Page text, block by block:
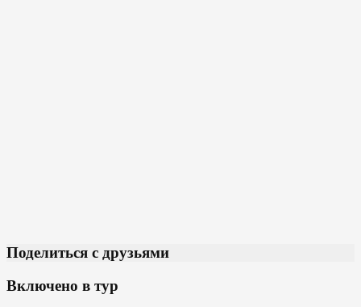
Поделиться с друзьями
Включено в тур